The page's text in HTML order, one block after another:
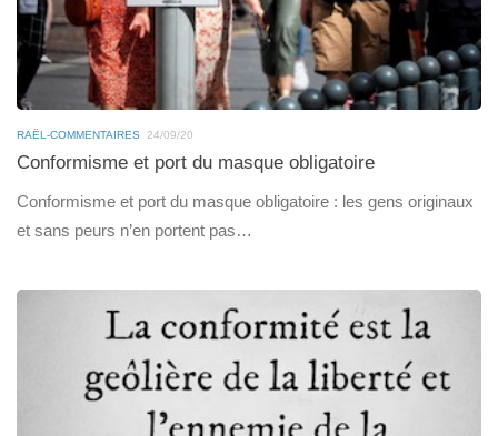
RAËL-COMMENTAIRES 24/09/20
Conformisme et port du masque obligatoire
Conformisme et port du masque obligatoire : les gens originaux
et sans peurs n’en portent pas…